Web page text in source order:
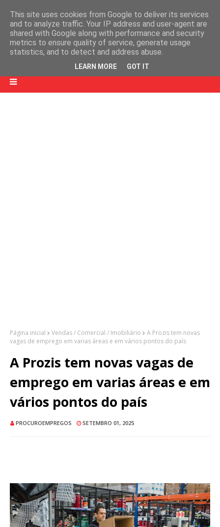
Página inicial Vendas / Comercial / Imobiliário
A Prozis tem novas
vagas de emprego em varias áreas e em vários pontos do país
A Prozis tem novas vagas de
emprego em varias áreas e em
vários pontos do país
PROCUROEMPREGOS SETEMBRO 01, 2025
This site uses cookies from Google to deliver its services
and to analyze traffic. Your IP address and user-agent are
shared with Google along with performance and security
metrics to ensure quality of service, generate usage
statistics, and to detect and address abuse.
LEARN MORE GOT IT